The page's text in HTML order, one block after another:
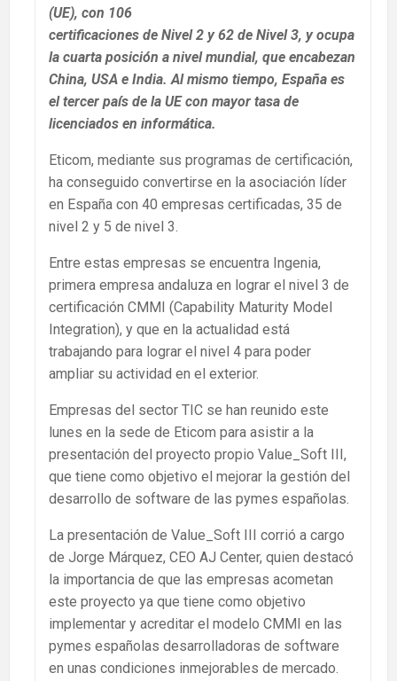
(UE), con 106
certificaciones de Nivel 2 y 62 de Nivel 3, y ocupa
la cuarta posición a nivel mundial, que encabezan
China, USA e India. Al mismo tiempo, España es
el tercer país de la UE con mayor tasa de
licenciados en informática.
Eticom, mediante sus programas de certificación,
ha conseguido convertirse en la asociación líder
en España con 40 empresas certificadas, 35 de
nivel 2 y 5 de nivel 3.
Entre estas empresas se encuentra Ingenia,
primera empresa andaluza en lograr el nivel 3 de
certificación CMMI (Capability Maturity Model
Integration), y que en la actualidad está
trabajando para lograr el nivel 4 para poder
ampliar su actividad en el exterior.
Empresas del sector TIC se han reunido este
lunes en la sede de Eticom para asistir a la
presentación del proyecto propio Value_Soft III,
que tiene como objetivo el mejorar la gestión del
desarrollo de software de las pymes españolas.
La presentación de Value_Soft III corrió a cargo
de Jorge Márquez, CEO AJ Center, quien destacó
la importancia de que las empresas acometan
este proyecto ya que tiene como objetivo
implementar y acreditar el modelo CMMI en las
pymes españolas desarrolladoras de software
en unas condiciones inmejorables de mercado.